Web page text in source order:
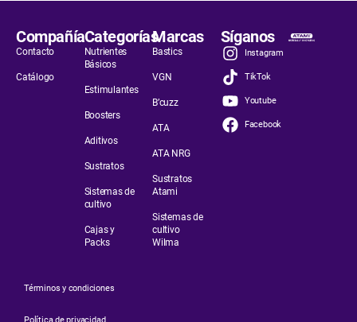
Compañía
Contacto
Catálogo
Categorías
Nutrientes
Básicos
Estimulantes
Boosters
Aditivos
Sustratos
Sistemas de
cultivo
Cajas y
Packs
Marcas
Bastics
VGN
B’cuzz
ATA
ATA NRG
Sustratos
Atami
Sistemas de
cultivo
Wilma
Síganos
Instagram
TikTok
Youtube
Facebook
Términos y condiciones
Política de privacidad